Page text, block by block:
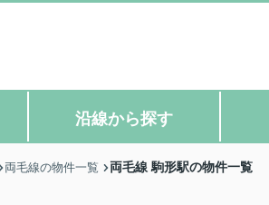
沿線から探す
両毛線の物件一覧 両毛線 駒形駅の物件一覧